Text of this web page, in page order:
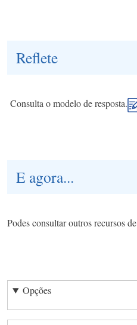
Reflete
Consulta o modelo de resposta.
E agora...
Podes consultar outros recursos de
Opções